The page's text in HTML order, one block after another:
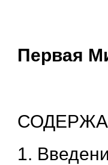
Первая
1.